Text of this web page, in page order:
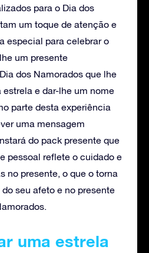
para o Dia dos
um toque de atenção e
especial para celebrar o
um presente
dos Namorados que lhe
e dar-lhe um nome
parte desta experiência
uma mensagem
do pack presente que
pessoal reflete o cuidado e
no presente, o que o torna
seu afeto e no presente
uma estrela